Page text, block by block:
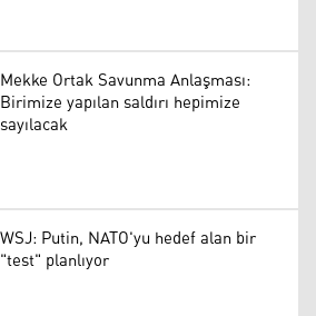
Mekke Ortak Savunma Anlaşması:
Birimize yapılan saldırı hepimize
sayılacak
WSJ: Putin, NATO'yu hedef alan bir
"test" planlıyor